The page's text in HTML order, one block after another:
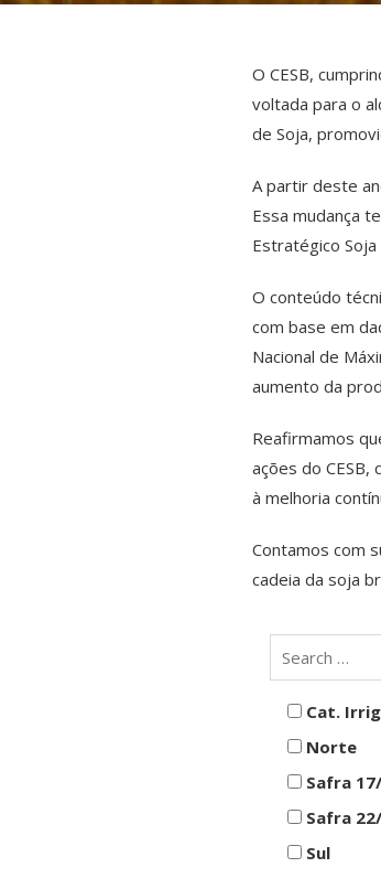
O CESB,
voltada para o
de Soja,
A partir deste
Essa mudança
Estratégico
O conteúdo
com base em
Nacional de
aumento da
Reafirmamos
ações do
à melhoria
Contamos com
cadeia da soja
Cat.
Norte
Safra
Safra
Sul